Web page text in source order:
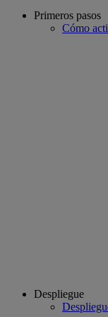
Primeros pasos
Cómo
Despliegue